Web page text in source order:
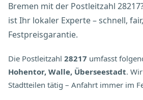
Bremen mit der Postleitzahl
ist Ihr lokaler Experte – schnell,
Festpreisgarantie.
Die Postleitzahl 28217 umfasst
Hohentor, Walle, Überseestadt.
Stadtteilen tätig – Anfahrt immer im